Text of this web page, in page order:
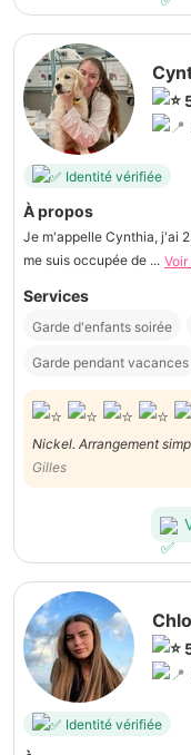
Identité vérifiée
À propos
Je m'appelle Cynthia, j'ai
me suis occupée de ...
Services
Garde d'enfants soirée
Garde pendant vacances
Nickel. Arrangement
avec notre petit garçon
Gilles
Identité vérifiée